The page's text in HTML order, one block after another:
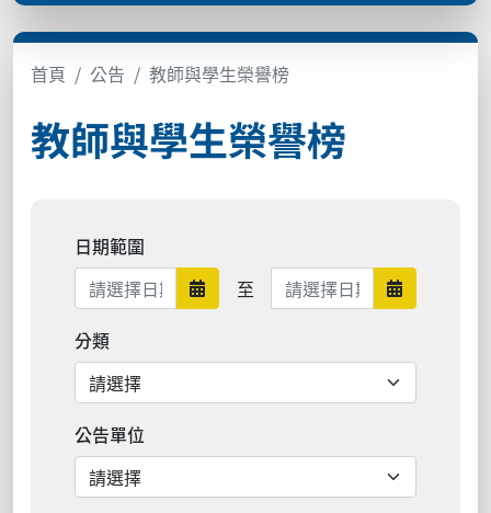
首頁 公告 教師與學生榮譽榜
教師與學生榮譽榜
日期範圍
日期範圍開始
至 日期範圍結束 日期範圍
分類
公告單位